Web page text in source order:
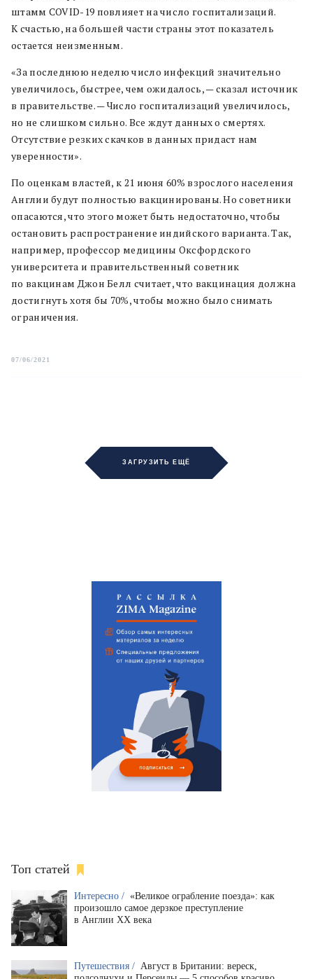
штамм COVID-19 повлияет на число госпитализаций.
К счастью, на большей части страны этот показатель
остается неизменным.
«За последнюю неделю число инфекций значительно
увеличилось, быстрее, чем ожидалось, — сказал источник
в правительстве. — Число госпитализаций увеличилось,
но не слишком сильно. Все ждут данных о смертях.
Отсутствие резких скачков в данных придаст нам
уверенности».
По оценкам властей, к 21 июня 60% взрослого населения
Англии будут полностью вакцинированы. Но советники
опасаются, что этого может быть недостаточно, чтобы
остановить распространение индийского варианта. Так,
например, профессор медицины Оксфордского
университета и правительственный советник
по вакцинам Джон Белл считает, что вакцинация должна
достигнуть хотя бы 70%, чтобы можно было снимать
ограничения.
07/06/2021
ЗАГРУЗИТЬ ЕЩЁ
Топ статей
Интересно / «Великое ограбление поезда»: как
произошло самое дерзкое преступление
в Англии XX века
Путешествия / Август в Британии: вереск,